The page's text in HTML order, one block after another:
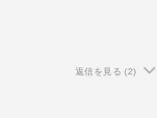
返信を見る (2)